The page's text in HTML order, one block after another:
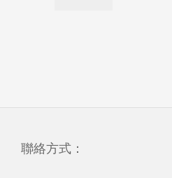
聯絡方式：